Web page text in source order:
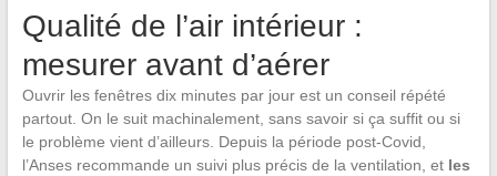
Qualité de l’air intérieur :
mesurer avant d’aérer
Ouvrir les fenêtres dix minutes par jour est un conseil répété
partout. On le suit machinalement, sans savoir si ça suffit ou si
le problème vient d’ailleurs. Depuis la période post-Covid,
l’Anses recommande un suivi plus précis de la ventilation, et les